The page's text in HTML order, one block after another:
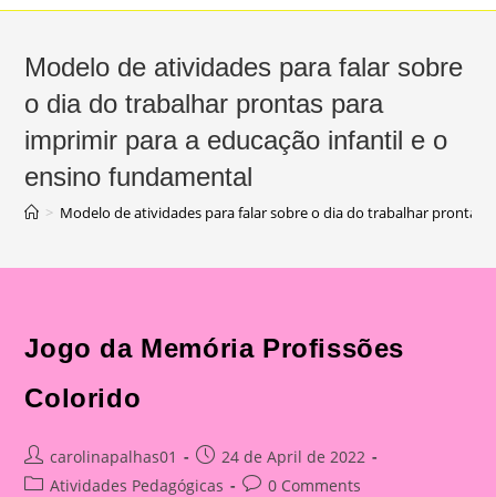
Modelo de atividades para falar sobre
o dia do trabalhar prontas para
imprimir para a educação infantil e o
ensino fundamental
> Modelo de atividades para falar sobre o dia do trabalhar
Jogo da Memória Profissões
Colorido
Post
author:
carolinapalhas01
Post
published:
24 de April de 2022
PostAtividades Pedagógicas
Post0 Comments